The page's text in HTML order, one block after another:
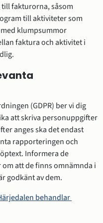
fakturorna, såsom
till aktiviteter som
klumpsummor
faktura och aktivitet i
(GDPR) ber vi dig
att skriva personuppgifter
anges ska det endast
rapporteringen och
Informera de
att de finns omnämnda i
godkänt av dem.
behandlar